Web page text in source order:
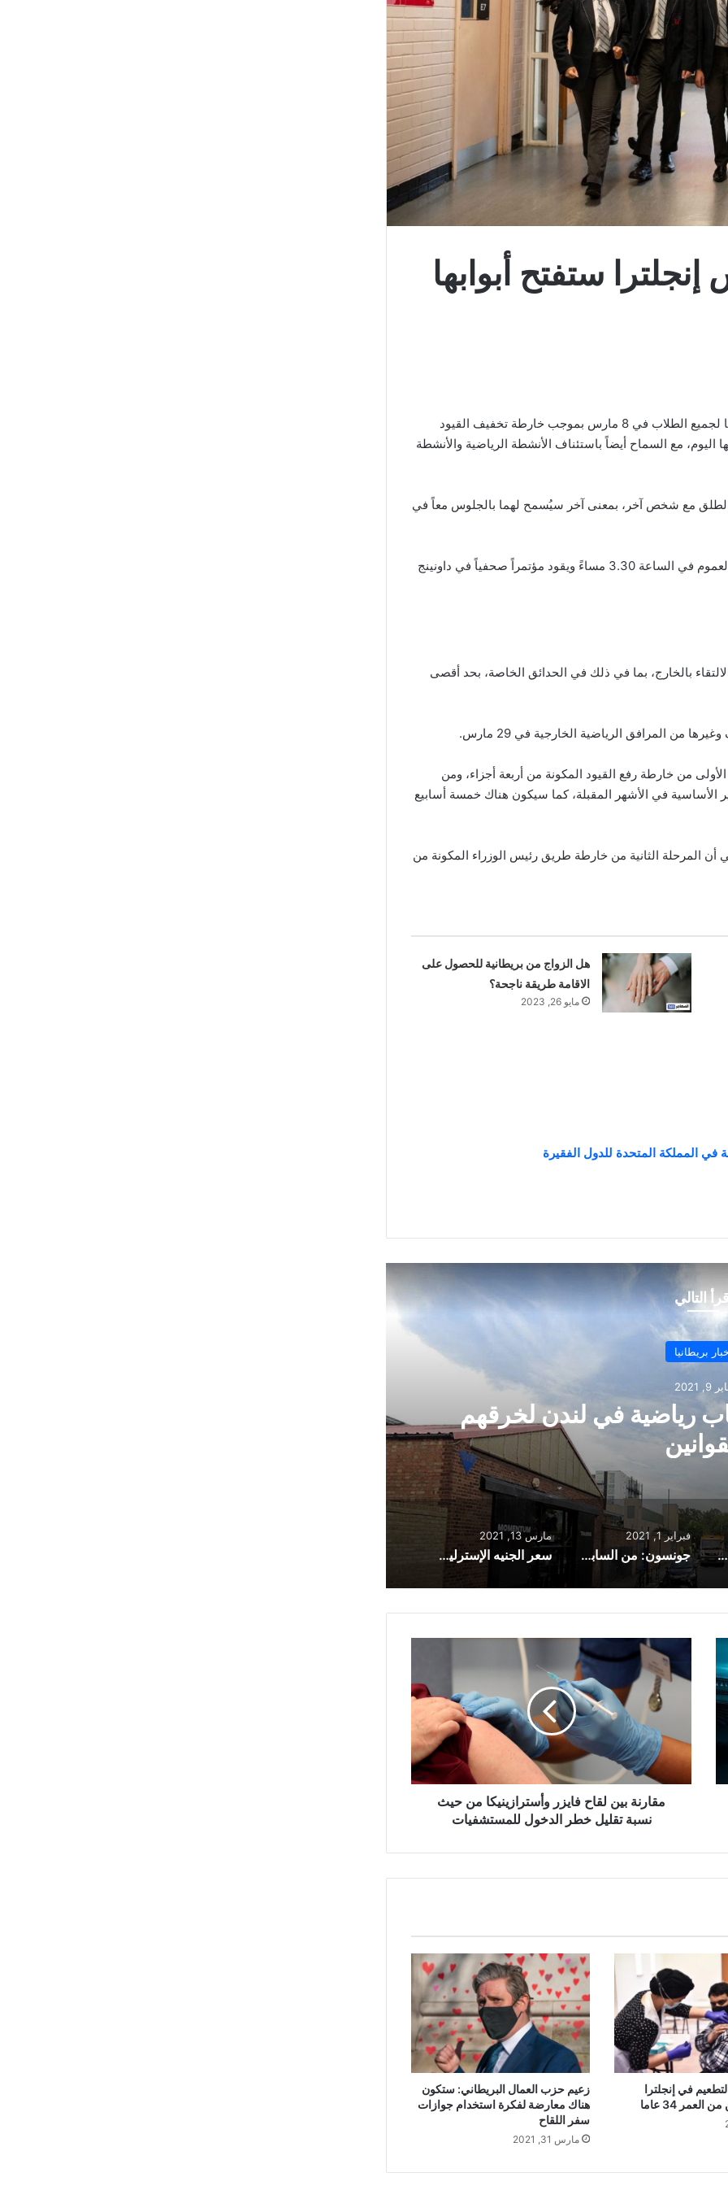
ستفتح أبوابها
اخبار بريطانيا- ستفتح جميع المدارس في إنجلترا أبوابها لجميع الطلاب في 8 مارس بموجب خارطة تخفيف القيود
مع السماح أيضاً باستئناف الأنشطة الرياضية والأنشطة
الطلق مع شخص آخر، بمعنى آخر سيُسمح لهما بالجلوس معاً في
من المتوقع أن يلقي رئيس الوزراء خطاباً أمام مجلس العموم في الساعة 3.30 مساءً ويقود مؤتمراً صحفياً في داونينج
من الالتقاء بالخارج، بما في ذلك في الحدائق الخاصة، بحد أقصى
من المرافق الرياضية الخارجية في 29 مارس.
من خارطة رفع القيود المكونة من أربعة أجزاء، ومن
الأساسية في الأشهر المقبلة، كما سيكون هناك خمسة أسابيع
الإغلاق في 8 مارس، فهذا يعني أن المرحلة الثانية من خارطة طريق رئيس الوزراء المكونة من
هل الزواج من بريطانية للحصول على
الاقامة طريقة ناجحة؟
مايو 26, 2023
المملكة المتحدة للدول الفقيرة
التالي
أخبار بريطانيا
فبراير 1, 2021
رفع القيود على الرغم من
الإغلاق تعمل
تغريم أصحاب صالة ألعاب رياضية في لندن لخرقهم القوانين
فبراير 1, 2021
جونسون: من السابق لأوانه رفع القيود على الرغم من أن إجراءات الإغلاق تعمل
مارس 13, 2021
سعر الجنيه الإسترليني مقابل العملات العربية والعالمية اليوم 13 مارس
مقارنة
بين
لقاح
وأسترازينيكا
حيث
نسبة
تقليل
مقارنة بين لقاح فايزر وأسترازينيكا من حيث
نسبة تقليل خطر الدخول للمستشفيات
في إنجلترا
34 عاما
زعيم حزب العمال البريطاني: ستكون
هناك معارضة لفكرة استخدام جوازات
سفر اللقاح
مارس 31, 2021